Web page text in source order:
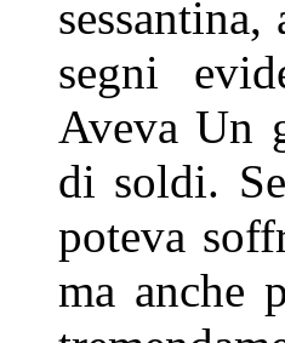
segni
Aveva Un
di soldi.
poteva
ma anche